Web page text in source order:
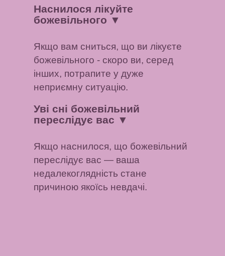
Наснилося лікуйте
божевільного ▼
Якщо вам сниться, що ви лікуєте
божевільного - скоро ви, серед
інших, потрапите у дуже
неприємну ситуацію.
Уві сні божевільний
переслідує вас ▼
Якщо наснилося, що божевільний
переслідує вас — ваша
недалекоглядність стане
причиною якоїсь невдачі.